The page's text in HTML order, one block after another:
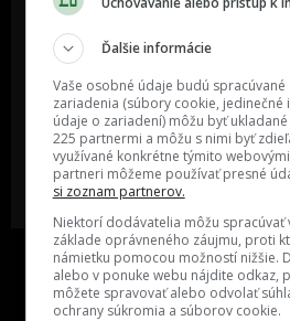
Oslov reklamou viac ako milión
ľudí v rôznych vekových
kategóriách a na rôznych
sociálnych sieťach a nakopni svoj
biznis alebo produkt.
MÁM ZÁUJEM O
SPOLUPRÁCU
Ďalšie informácie
Vaše osobné údaje budú
zariadenia (súbory cookie, jedinečné
údaje o zariadení) môžu byť
225 partnermi a môžu s nimi byť
využívané konkrétne týmito
partneri môžeme používať presné
si zoznam partnerov.
Niektorí dodávatelia môžu spracúvať
základe oprávneného záujmu, proti
námietku pomocou možností nižšie.
alebo v ponuke webu nájdite odkaz,
môžete spravovať alebo odvolať
ochrany súkromia a súborov cookie.